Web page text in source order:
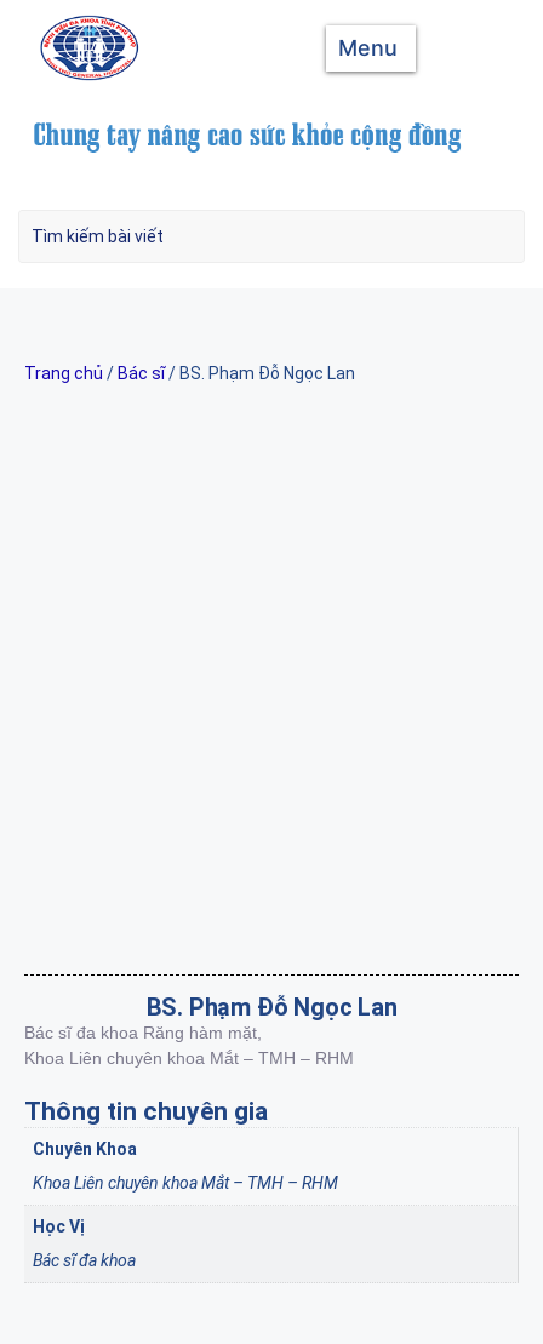
Menu
Trang chủ / Bác sĩ/ BS. Phạm Đỗ Ngọc Lan
BS. Phạm Đỗ Ngọc Lan
Bác sĩ đa khoa Răng hàm mặt,
Khoa Liên chuyên khoa Mắt – TMH – RHM
Thông tin chuyên gia
Chuyên Khoa
Khoa Liên chuyên khoa Mắt – TMH – RHM
Học Vị
Bác sĩ đa khoa